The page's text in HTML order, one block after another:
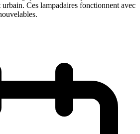
Ces lampadaires fonctionnent avec